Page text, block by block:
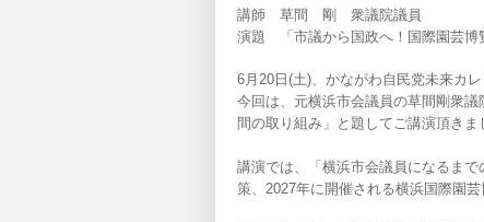
講師 草間 剛 衆議院議員
演題 「市議から国政へ！国際園芸博
6月20日(土)、かながわ自民党未来カ
今回は、元横浜市会議員の草間剛衆
間の取り組み」と題してご講演頂きま
講演では、「横浜市会議員になるま
策、2027年に開催される横浜国際園